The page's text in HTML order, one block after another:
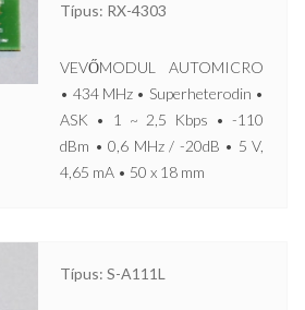
Típus: RX-4303
VEVŐMODUL AUTOMICRO
• 434 MHz • Superheterodin •
ASK • 1 ~ 2,5 Kbps • -110
dBm • 0,6 MHz / -20dB • 5 V,
4,65 mA • 50 x 18 mm
Típus: S-A111L